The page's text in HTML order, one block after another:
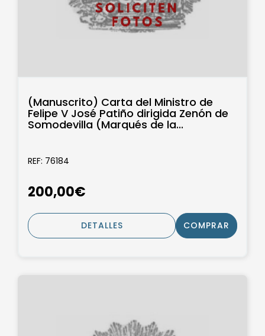
(Manuscrito) Carta del Ministro de
Felipe V José Patiño dirigida Zenón de
Somodevilla (Marqués de la...
REF: 76184
200,00€
DETALLES COMPRAR